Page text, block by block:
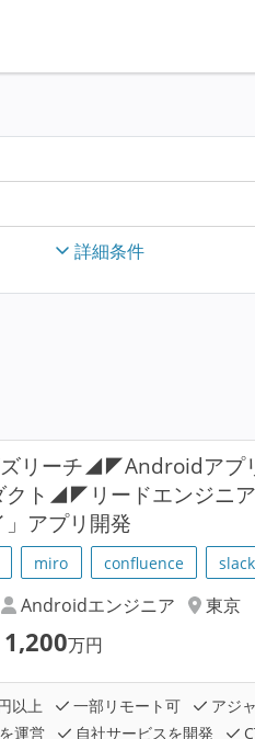
詳細条件
リーチ◢◤Androidアプ
クト◢◤リードエンジニ
アプリ開発
miro confluence slack
Androidエンジニア
東京
1,200万円
以上 一部リモート可 アジ
運営
自社サービスを開発